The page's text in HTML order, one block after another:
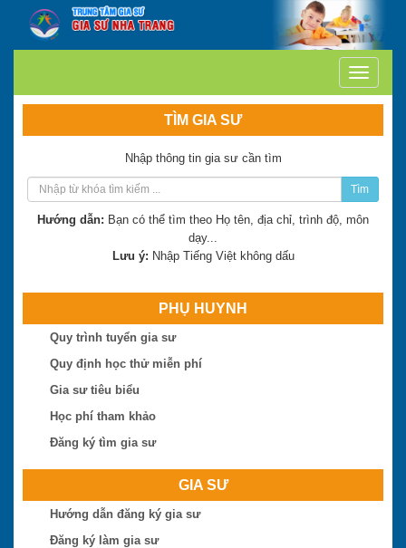
TÌM GIA SƯ
Nhập thông tin gia sư cần tìm
Tìm
Hướng dẫn: Bạn có thể tìm theo Họ tên, địa chỉ, trình độ, môn
dạy...
Lưu ý: Nhập Tiếng Việt không dấu
PHỤ HUYNH
Quy trình tuyển gia sư
Quy định học thử miễn phí
Gia sư tiêu biểu
Học phí tham khảo
Đăng ký tìm gia sư
GIA SƯ
Hướng dẫn đăng ký gia sư
Đăng ký làm gia sư
Trần Thị Minh Thư
Hiện là: Giáo viên
Trần Tuấn Việt
Hiện là: Cử nhân
Hiện là: Giáo viên